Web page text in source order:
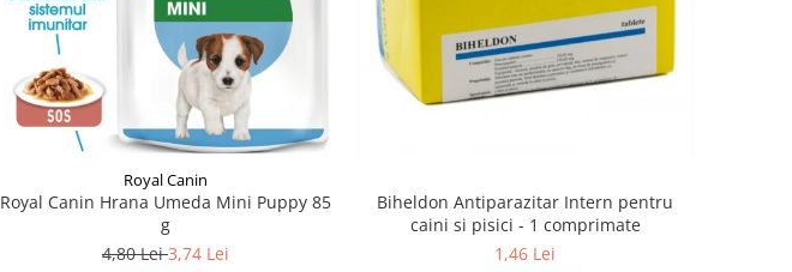
Royal Canin
Royal Canin Hrana Umeda Mini Puppy 85
g
4,80 Lei3,74 Lei
Biheldon Antiparazitar Intern pentru
caini si pisici - 1 comprimate
1,46 Lei